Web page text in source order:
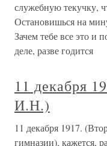
служебную текучку,
Остановишься на
Зачем тебе все это и
деле, разве годится
11 декабря
И.Н.)
11 декабря 1917.
гимназии), кажется,